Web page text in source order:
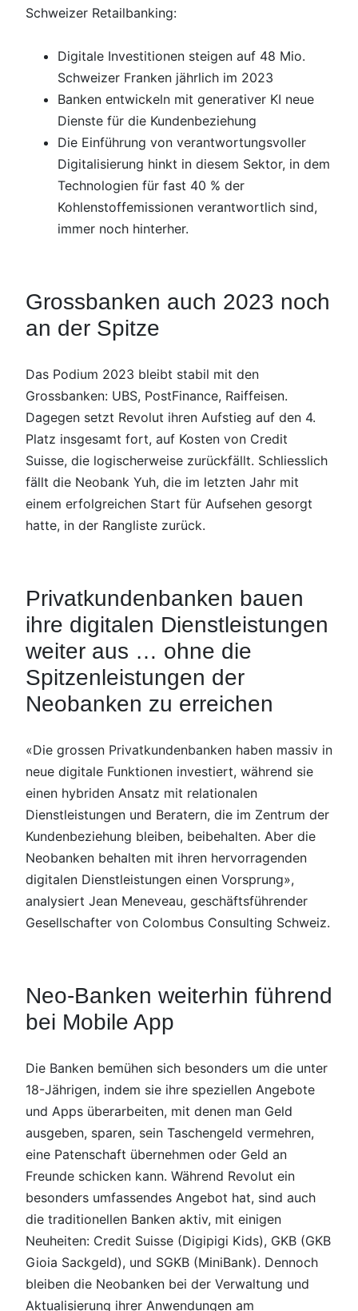
Schweizer Retailbanking:
Digitale Investitionen steigen auf 48 Mio.
Schweizer Franken jährlich im 2023
Banken entwickeln mit generativer KI neue
Dienste für die Kundenbeziehung
Die Einführung von verantwortungsvoller
Digitalisierung hinkt in diesem Sektor, in dem
Technologien für fast 40 % der
Kohlenstoffemissionen verantwortlich sind,
immer noch hinterher.
Grossbanken auch 2023 noch
an der Spitze
Das Podium 2023 bleibt stabil mit den
Grossbanken: UBS, PostFinance, Raiffeisen.
Dagegen setzt Revolut ihren Aufstieg auf den 4.
Platz insgesamt fort, auf Kosten von Credit
Suisse, die logischerweise zurückfällt. Schliesslich
fällt die Neobank Yuh, die im letzten Jahr mit
einem erfolgreichen Start für Aufsehen gesorgt
hatte, in der Rangliste zurück.
Privatkundenbanken bauen
ihre digitalen Dienstleistungen
weiter aus … ohne die
Spitzenleistungen der
Neobanken zu erreichen
«Die grossen Privatkundenbanken haben massiv in
neue digitale Funktionen investiert, während sie
einen hybriden Ansatz mit relationalen
Dienstleistungen und Beratern, die im Zentrum der
Kundenbeziehung bleiben, beibehalten. Aber die
Neobanken behalten mit ihren hervorragenden
digitalen Dienstleistungen einen Vorsprung»,
analysiert Jean Meneveau, geschäftsführender
Gesellschafter von Colombus Consulting Schweiz.
Neo-Banken weiterhin führend
bei Mobile App
Die Banken bemühen sich besonders um die unter
18-Jährigen, indem sie ihre speziellen Angebote
und Apps überarbeiten, mit denen man Geld
ausgeben, sparen, sein Taschengeld vermehren,
eine Patenschaft übernehmen oder Geld an
Freunde schicken kann. Während Revolut ein
besonders umfassendes Angebot hat, sind auch
die traditionellen Banken aktiv, mit einigen
Neuheiten: Credit Suisse (Digipigi Kids), GKB (GKB
Gioia Sackgeld), und SGKB (MiniBank). Dennoch
bleiben die Neobanken bei der Verwaltung und
Aktualisierung ihrer Anwendungen am